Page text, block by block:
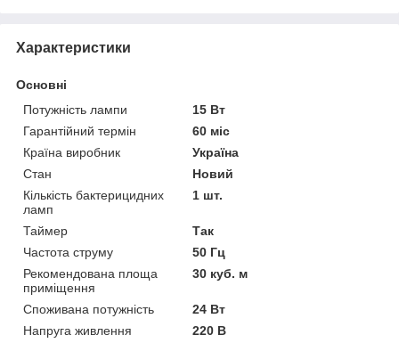
Характеристики
Основні
Потужність лампи
15 Вт
Гарантійний термін
60 міс
Країна виробник
Україна
Стан
Новий
Кількість бактерицидних
ламп
1 шт.
Таймер
Так
Частота струму
50 Гц
Рекомендована площа
приміщення
30 куб. м
Споживана потужність
24 Вт
Напруга живлення
220 В